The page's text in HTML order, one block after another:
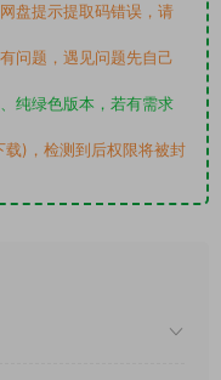
盘提示提取码错误，请
问题，遇见问题先自己
纯绿色版本，若有需求
)，检测到后权限将被封